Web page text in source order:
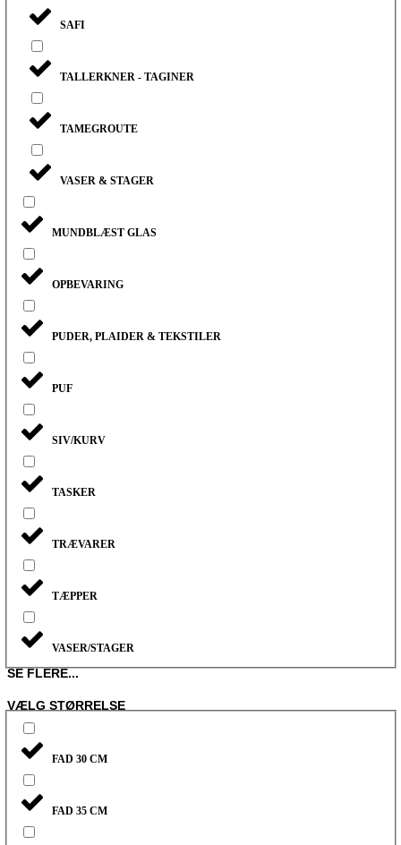
SAFI
TALLERKNER - TAGINER
TAMEGROUTE
VASER & STAGER
MUNDBLÆST GLAS
OPBEVARING
PUDER, PLAIDER & TEKSTILER
PUF
SIV/KURV
TASKER
TRÆVARER
TÆPPER
VASER/STAGER
SE FLERE...
VÆLG STØRRELSE
FAD 30 CM
FAD 35 CM